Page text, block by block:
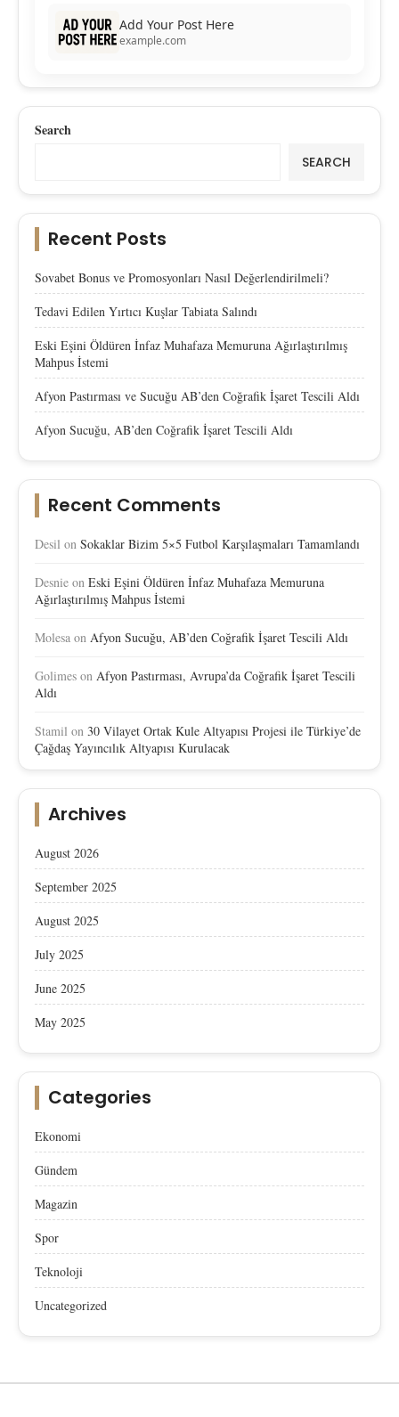
Add Your Post Here
example.com
Search
SEARCH
Recent Posts
Sovabet Bonus ve Promosyonları Nasıl Değerlendirilmeli?
Tedavi Edilen Yırtıcı Kuşlar Tabiata Salındı
Eski Eşini Öldüren İnfaz Muhafaza Memuruna Ağırlaştırılmış
Mahpus İstemi
Afyon Pastırması ve Sucuğu AB’den Coğrafik İşaret Tescili Aldı
Afyon Sucuğu, AB’den Coğrafik İşaret Tescili Aldı
Recent Comments
Desil on Sokaklar Bizim 5×5 Futbol Karşılaşmaları Tamamlandı
Desnie on Eski Eşini Öldüren İnfaz Muhafaza Memuruna
Ağırlaştırılmış Mahpus İstemi
Molesa on Afyon Sucuğu, AB’den Coğrafik İşaret Tescili Aldı
Golimes on Afyon Pastırması, Avrupa’da Coğrafik İşaret Tescili
Aldı
Stamil on 30 Vilayet Ortak Kule Altyapısı Projesi ile Türkiye’de
Çağdaş Yayıncılık Altyapısı Kurulacak
Archives
August 2026
September 2025
August 2025
July 2025
June 2025
May 2025
Categories
Ekonomi
Gündem
Magazin
Spor
Teknoloji
Uncategorized